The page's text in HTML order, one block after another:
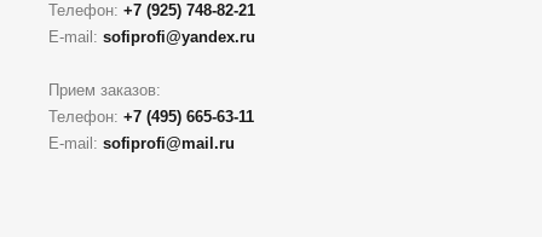
Телефон: +7 (925) 748-82-21
E-mail: sofiprofi@yandex.ru
Прием заказов:
Телефон: +7 (495) 665-63-11
E-mail: sofiprofi@mail.ru